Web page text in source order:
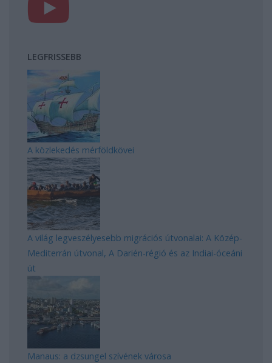
LEGFRISSEBB
A közlekedés mérföldkövei
A világ legveszélyesebb migrációs útvonalai: A Közép-
Mediterrán útvonal, A Darién-régió és az Indiai-óceáni
út
Manaus: a dzsungel szívének városa